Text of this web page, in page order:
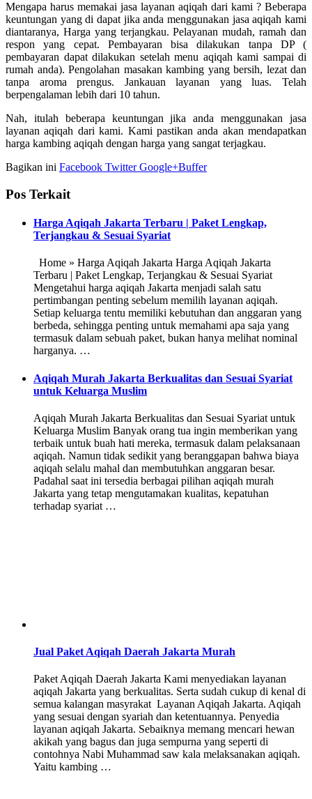
Mengapa harus memakai jasa layanan aqiqah dari kami ? Beberapa
keuntungan yang di dapat jika anda menggunakan jasa aqiqah kami
diantaranya, Harga yang terjangkau. Pelayanan mudah, ramah dan
respon yang cepat. Pembayaran bisa dilakukan tanpa DP (
pembayaran dapat dilakukan setelah menu aqiqah kami sampai di
rumah anda). Pengolahan masakan kambing yang bersih, lezat dan
tanpa aroma prengus. Jankauan layanan yang luas. Telah
berpengalaman lebih dari 10 tahun.
Nah, itulah beberapa keuntungan jika anda menggunakan jasa
layanan aqiqah dari kami. Kami pastikan anda akan mendapatkan
harga kambing aqiqah dengan harga yang sangat terjagkau.
Bagikan ini Facebook TwitterGoogle+Buffer
Pos Terkait
Harga Aqiqah Jakarta Terbaru | Paket Lengkap,
Terjangkau & Sesuai Syariat
Home » Harga Aqiqah Jakarta Harga Aqiqah Jakarta
Terbaru | Paket Lengkap, Terjangkau & Sesuai Syariat
Mengetahui harga aqiqah Jakarta menjadi salah satu
pertimbangan penting sebelum memilih layanan aqiqah.
Setiap keluarga tentu memiliki kebutuhan dan anggaran yang
berbeda, sehingga penting untuk memahami apa saja yang
termasuk dalam sebuah paket, bukan hanya melihat nominal
harganya. …
Aqiqah Murah Jakarta Berkualitas dan Sesuai Syariat
untuk Keluarga Muslim
Aqiqah Murah Jakarta Berkualitas dan Sesuai Syariat untuk
Keluarga Muslim Banyak orang tua ingin memberikan yang
terbaik untuk buah hati mereka, termasuk dalam pelaksanaan
aqiqah. Namun tidak sedikit yang beranggapan bahwa biaya
aqiqah selalu mahal dan membutuhkan anggaran besar.
Padahal saat ini tersedia berbagai pilihan aqiqah murah
Jakarta yang tetap mengutamakan kualitas, kepatuhan
terhadap syariat …
Jual Paket Aqiqah Daerah Jakarta Murah
Paket Aqiqah Daerah Jakarta Kami menyediakan layanan
aqiqah Jakarta yang berkualitas. Serta sudah cukup di kenal di
semua kalangan masyrakat Layanan Aqiqah Jakarta. Aqiqah
yang sesuai dengan syariah dan ketentuannya. Penyedia
layanan aqiqah Jakarta. Sebaiknya memang mencari hewan
akikah yang bagus dan juga sempurna yang seperti di
contohnya Nabi Muhammad saw kala melaksanakan aqiqah.
Yaitu kambing …